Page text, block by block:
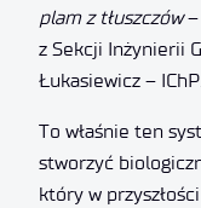
plam z tłuszczów–
z Sekcji Inżynierii
Łukasiewicz –
To właśnie ten
stworzyć
który w